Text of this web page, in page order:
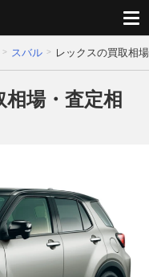
スバル レックスの買取相
場・査定相